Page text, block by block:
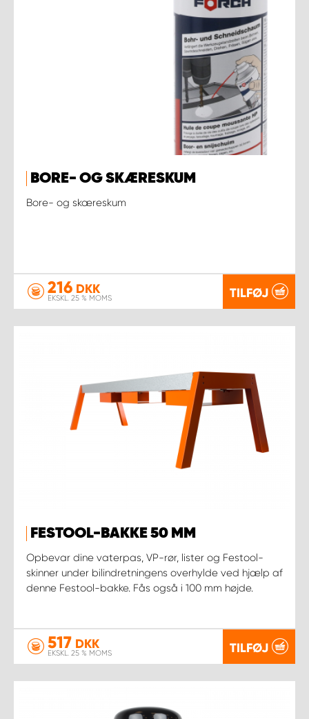
BORE- OG SKÆRESKUM
Bore- og skæreskum
216 DKK
EKSKL. 25 % MOMS TILFØJ
FESTOOL-BAKKE 50 MM
Opbevar dine vaterpas, VP-rør, lister og Festool-
skinner under bilindretningens overhylde ved hjælp af
denne Festool-bakke. Fås også i 100 mm højde.
517 DKK
EKSKL. 25 % MOMS TILFØJ